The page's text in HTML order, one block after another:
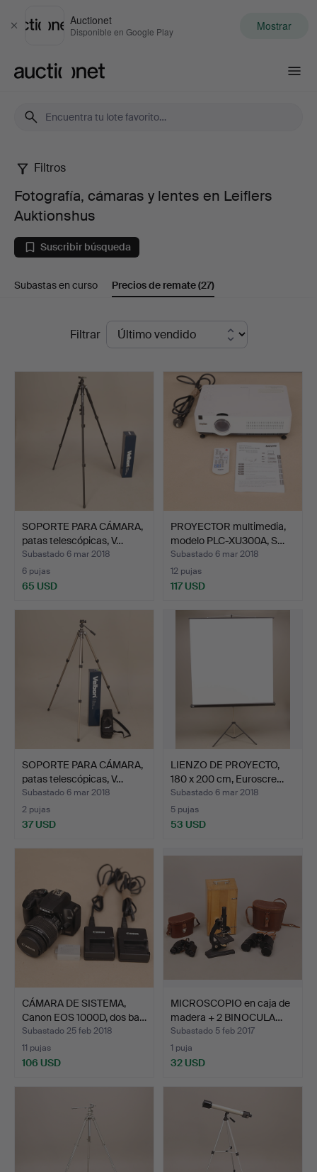
Cerrar
Auctionet
Disponible en Google Play Mostrar
Fotografía,
cámaras
lentes
Leiflers
Auktionshus
Filtros
Fotografía, cámaras y lentes en Leiflers
Auktionshus
Suscribir búsqueda
Subastas en curso Precios de remate(27)
Filtrar
SOPORTE PARA CÁMARA,
patas telescópicas, V…
Subastado 6 mar 2018
6 pujas
65 USD
PROYECTOR multimedia,
modelo PLC-XU300A, S…
Subastado 6 mar 2018
12 pujas
117 USD
SOPORTE PARA CÁMARA,
patas telescópicas, V…
Subastado 6 mar 2018
2 pujas
37 USD
LIENZO DE PROYECTO,
180 x 200 cm, Euroscre…
Subastado 6 mar 2018
5 pujas
53 USD
CÁMARA DE SISTEMA,
Canon EOS 1000D, dos ba…
Subastado 25 feb 2018
11 pujas
106 USD
MICROSCOPIO en caja de
madera + 2 BINOCULA…
Subastado 5 feb 2017
1 puja
32 USD